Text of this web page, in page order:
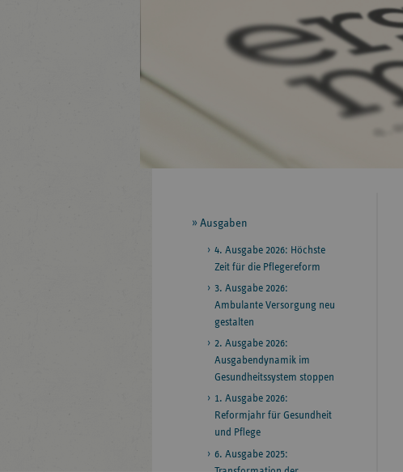
Seitennavigation
Ausgaben
4. Ausgabe 2026: Höchste
Zeit für die Pflegereform
3. Ausgabe 2026:
Ambulante Versorgung neu
gestalten
2. Ausgabe 2026:
Ausgabendynamik im
Gesundheitssystem stoppen
1. Ausgabe 2026:
Reformjahr für Gesundheit
und Pflege
6. Ausgabe 2025: